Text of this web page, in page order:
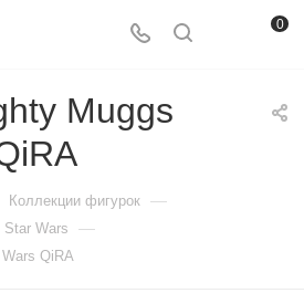
0
Muggs
Коллекции фигурок —
Star Wars —
QiRA